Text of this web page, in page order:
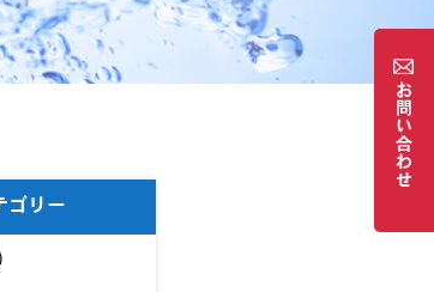
ゴリー
お
問
い
合
わ
せ